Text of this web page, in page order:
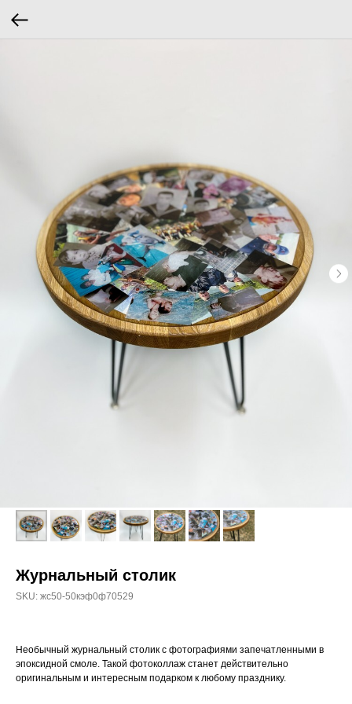
Журнальный столик
SKU: жс50-50кэф0ф70529
Необычный журнальный столик с фотографиями запечатленными в
эпоксидной смоле. Такой фотоколлаж станет действительно
оригинальным и интересным подарком к любому празднику.